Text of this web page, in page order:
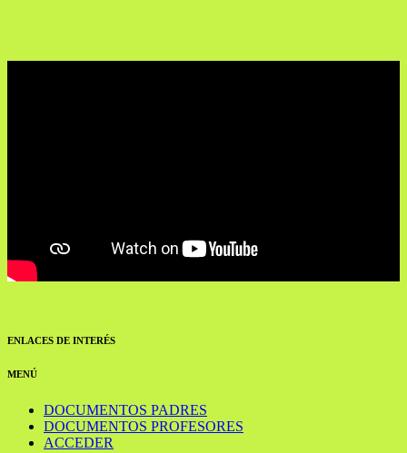
ENLACES DE INTERÉS
MENÚ
DOCUMENTOS PADRES
DOCUMENTOS PROFESORES
ACCEDER